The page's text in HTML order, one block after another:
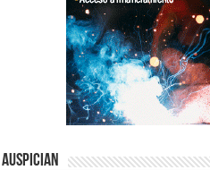
Auspician